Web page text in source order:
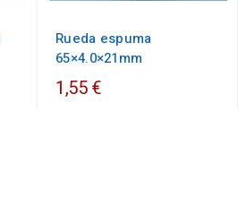
Rueda espuma
65×4.0×21mm
1,55 €